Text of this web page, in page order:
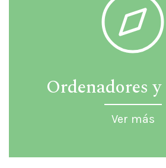
Ordenadores
Ver más